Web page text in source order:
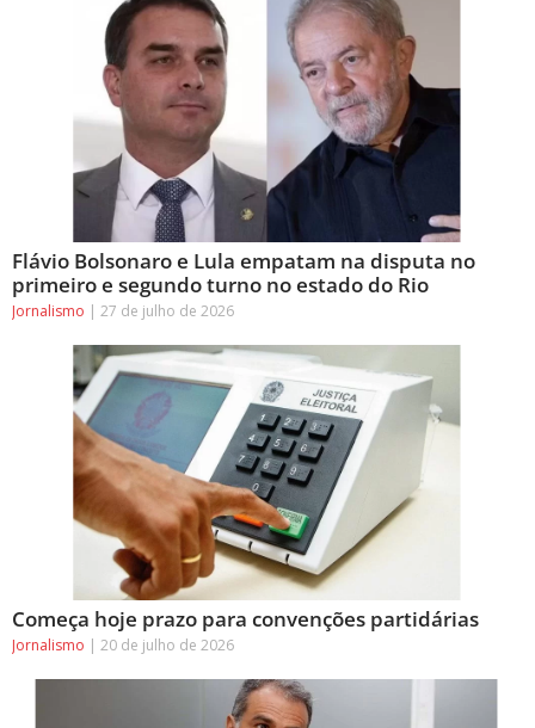
Flávio Bolsonaro e Lula empatam na disputa no
primeiro e segundo turno no estado do Rio
Jornalismo 27 de julho de 2026
Começa hoje prazo para convenções partidárias
Jornalismo 20 de julho de 2026